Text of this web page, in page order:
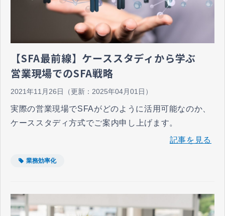
戦略的に使い分けるのが主流で、多くの企業やwebサ
イトやSNSを通じて多岐にわたるデジタル施策を実行
しています。 今回は、インバウンドマーケティングの
【SFA最前線】ケーススタディから学ぶ
営業現場でのSFA戦略
2021年11月26日 （更新： 2025年04月01日 ）
実際の営業現場でSFAがどのように活用可能なのか、
ケーススタディ方式でご案内申し上げます。
記事を見る
業務効率化